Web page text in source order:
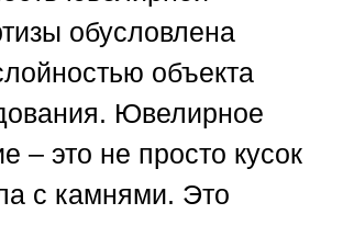
обусловлена
объекта
Ювелирное
– это не просто кусок
с камнями. Это